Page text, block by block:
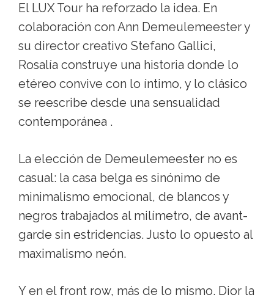
El LUX Tour ha reforzado la idea. En
colaboración con Ann Demeulemeester y
su director creativo Stefano Gallici,
Rosalía construye una historia donde lo
etéreo convive con lo íntimo, y lo clásico
se reescribe desde una sensualidad
contemporánea .
La elección de Demeulemeester no es
casual: la casa belga es sinónimo de
minimalismo emocional, de blancos y
negros trabajados al milímetro, de avant-
garde sin estridencias. Justo lo opuesto al
maximalismo neón.
Y en el front row, más de lo mismo. Dior la